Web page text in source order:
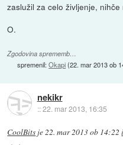
zaslužil za celo življenje, nihče
O.
Zgodovina sprememb…
spremenil:Okapi(22. mar 2013 ob
nekikr
::22. mar 2013, 16:35
CoolBits je22. mar 2013 ob 14:22